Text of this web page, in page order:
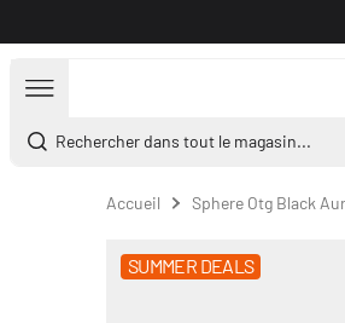
Rechercher dans tout le magasin...
Accueil Sphere Otg Black
SUMMER DEALS